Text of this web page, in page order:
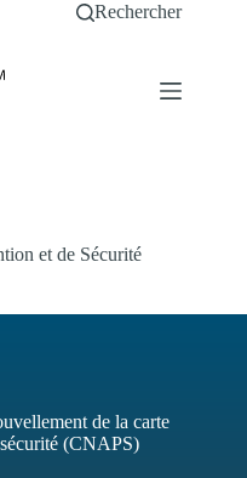
Rechercher
et de Sécurité
de la carte
(CNAPS)